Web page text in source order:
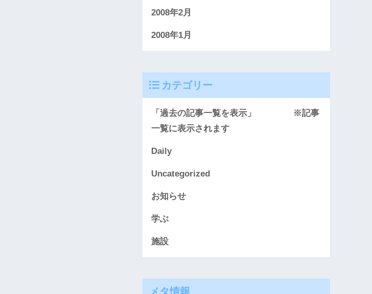
2008年2月
2008年1月
カテゴリー
「過去の記事一覧を表示」 ※記事
一覧に表示されます
Daily
Uncategorized
お知らせ
学ぶ
施設
メタ情報